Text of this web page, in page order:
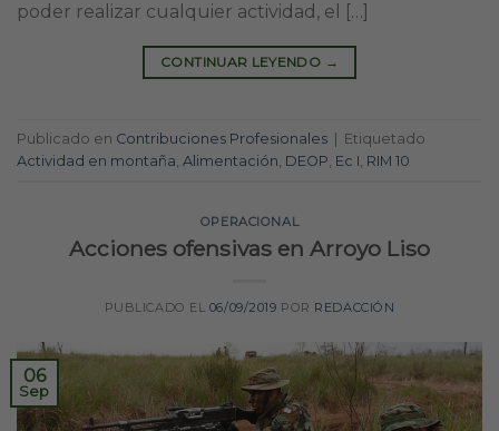
poder realizar cualquier actividad, el […]
CONTINUAR LEYENDO →
Publicado en Contribuciones Profesionales | Etiquetado
Actividad en montaña Alimentación DEOP Ec I RIM 10
OPERACIONAL
Acciones ofensivas en Arroyo Liso
PUBLICADO EL 06/09/2019 POR REDACCIÓN
06
Sep